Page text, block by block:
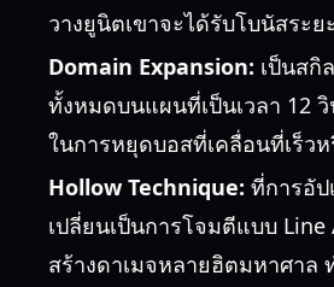
วางยูนิตเขาจะได้รับโบนัสระย
Domain Expansion: เป็นสกิ
ทั้งหมดบนแผนที่เป็นเวลา 12
ในการหยุดบอสที่เคลื่อนที่เร็ว
Hollow Technique: ที่การอัป
เปลี่ยนเป็นการโจมตีแบบ Line
สร้างดาเมจหลายฮิตมหาศาล